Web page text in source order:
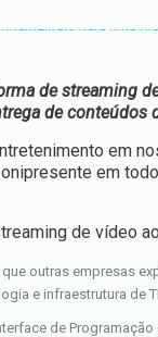
de streaming
de conteúdos
em
em
de vídeo
outras empresas
e infraestrutura de
de